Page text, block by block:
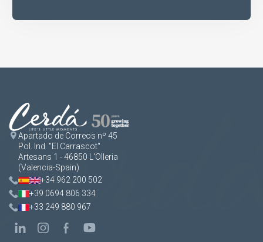
Apartado de Correos nº 45
Pol. Ind. "El Carrascot"
Artesans 1 - 46850 L'Olleria
(Valencia-Spain)
+34 962 200 502
+39 0694 806 334
+33 249 880 967